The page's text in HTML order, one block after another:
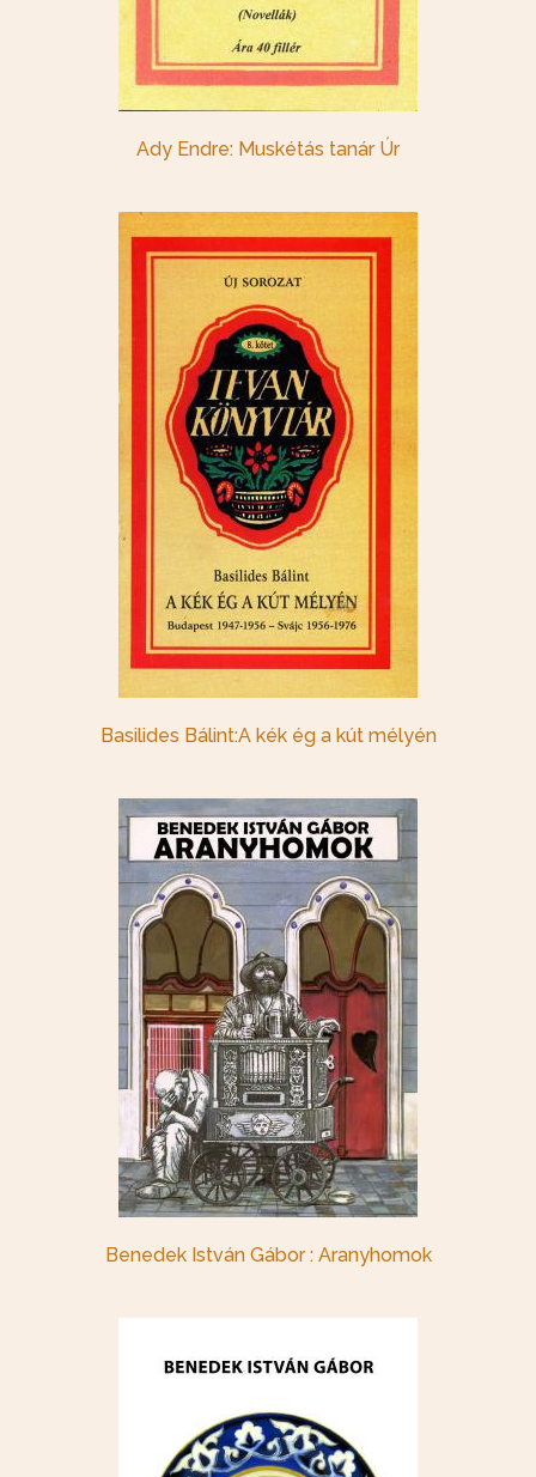
Ady Endre: Muskétás tanár Úr
Basilides Bálint:A kék ég a kút mélyén
Benedek István Gábor : Aranyhomok